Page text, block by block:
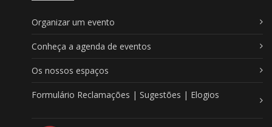
Organizar um evento
Conheça a agenda de eventos
Os nossos espaços
Formulário Reclamações | Sugestões | Elogios